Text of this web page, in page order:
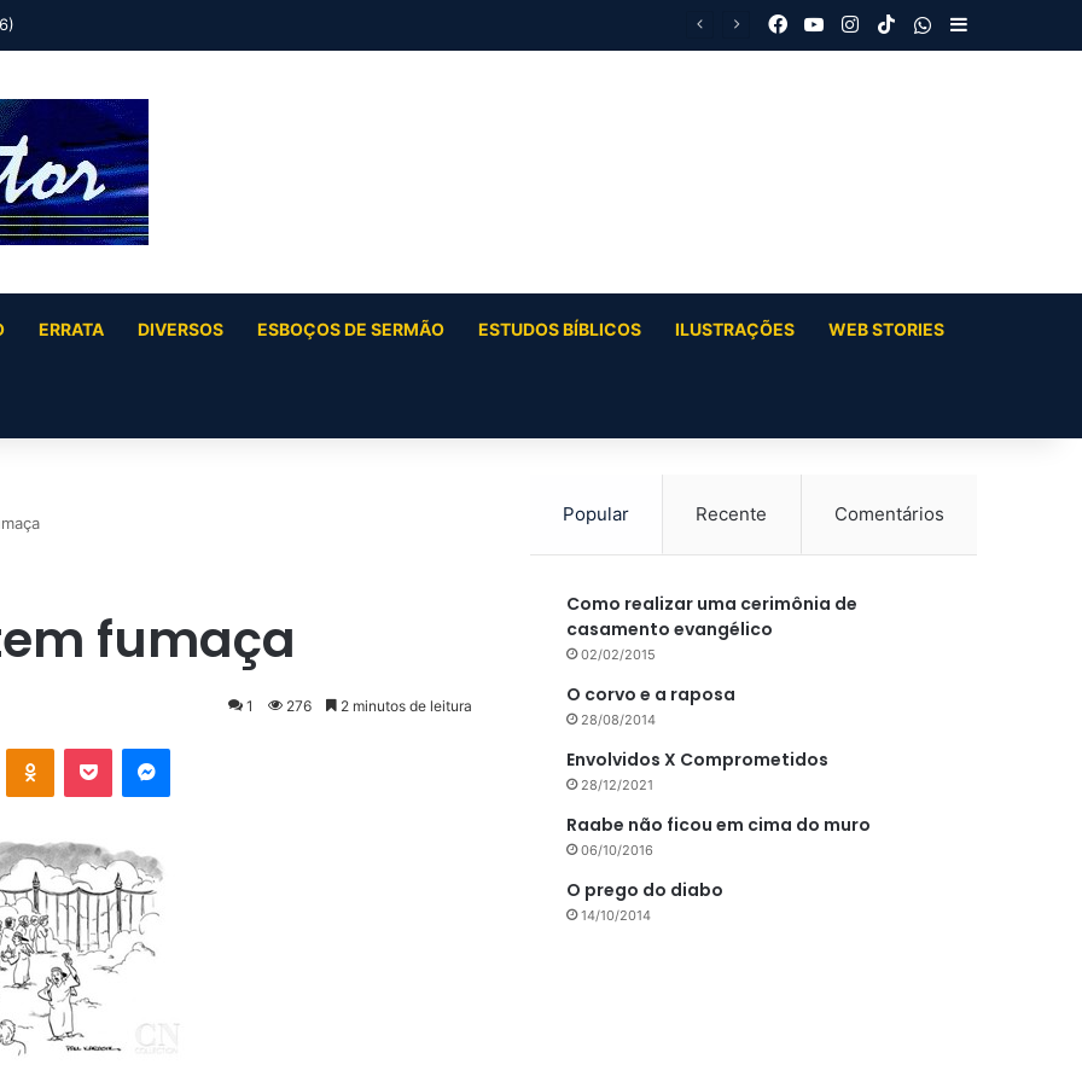
40:6 a Jó 41:34) Facebook
YouTubeInstagram
TikTokWhatsApp
Barra Lateral
ERRATA DIVERSOS ESBOÇOS DE SERMÃO ESTUDOS BÍBLICOS ILUSTRAÇÕES WEB STORIES
fumaça
1 276 2 minutos de leitura
OK Pocket Messenger
Popular Recente Comentários
Como realizar uma cerimônia de
casamento evangélico
02/02/2015
O corvo e a raposa
28/08/2014
Envolvidos X Comprometidos
28/12/2021
Raabe não ficou em cima do muro
06/10/2016
O prego do diabo
14/10/2014